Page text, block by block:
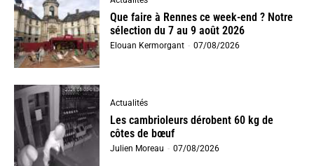
Que faire à Rennes ce week-end ? Notre
sélection du 7 au 9 août 2026
Elouan Kermorgant - 07/08/2026
Actualités
Les cambrioleurs dérobent 60 kg de
côtes de bœuf
Julien Moreau - 07/08/2026